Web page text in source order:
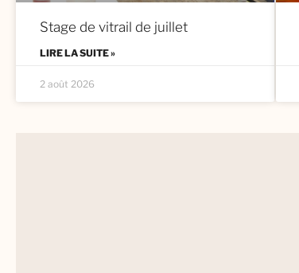
Stage de vitrail de juillet
LIRE LA SUITE »
2 août 2026